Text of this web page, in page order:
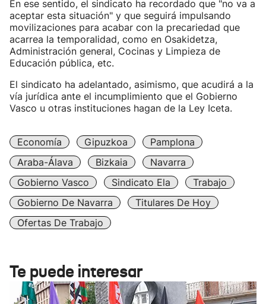
En ese sentido, el sindicato ha recordado que "no va a
aceptar esta situación" y que seguirá impulsando
movilizaciones para acabar con la precariedad que
acarrea la temporalidad, como en Osakidetza,
Administración general, Cocinas y Limpieza de
Educación pública, etc.
El sindicato ha adelantado, asimismo, que acudirá a la
vía jurídica ante el incumplimiento que el Gobierno
Vasco u otras instituciones hagan de la Ley Iceta.
Economía Gipuzkoa
Pamplona
Araba-Álava
Bizkaia
Navarra
Gobierno Vasco
Sindicato Ela
Trabajo
Gobierno De Navarra
Titulares De Hoy
Ofertas De Trabajo
Te puede interesar